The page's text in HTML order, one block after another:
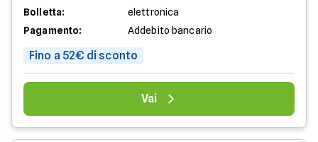
Bolletta:
elettronica
Pagamento:
Addebito bancario
Fino a 52€ di sconto
Vai